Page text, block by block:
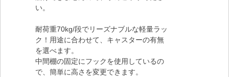
い。
耐荷重70kg/段でリーズナブルな軽量ラッ
ク！用途に合わせて、キャスターの有無
を選べます。
中間棚の固定にフックを使用しているの
で、簡単に高さを変更できます。